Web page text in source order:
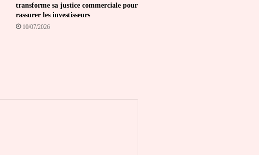
transforme sa justice commerciale pour
rassurer les investisseurs
10/07/2026